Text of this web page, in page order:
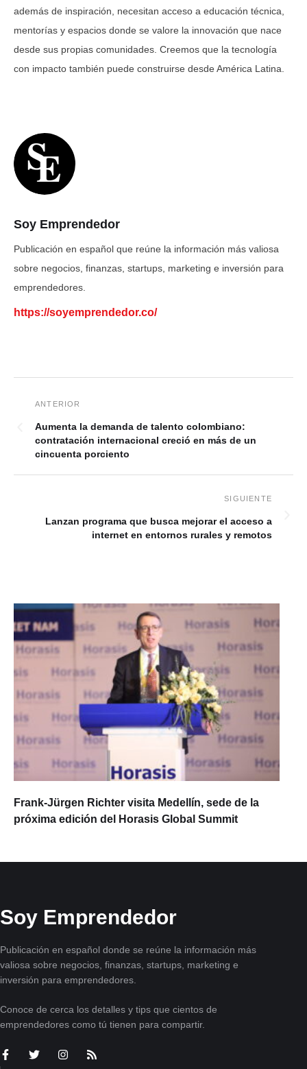
además de inspiración, necesitan acceso a educación técnica,
mentorías y espacios donde se valore la innovación que nace
desde sus propias comunidades. Creemos que la tecnología
con impacto también puede construirse desde América Latina.
Soy Emprendedor
Publicación en español que reúne la información más valiosa
sobre negocios, finanzas, startups, marketing e inversión para
emprendedores.
https://soyemprendedor.co/
Aumenta la demanda de talento colombiano:
contratación internacional creció en más de un
cincuenta porciento
Lanzan programa que busca mejorar el acceso a
internet en entornos rurales y remotos
Frank-Jürgen Richter visita Medellín, sede de la
próxima edición del Horasis Global Summit
Soy Emprendedor
Publicación en español donde se reúne la información más
valiosa sobre negocios, finanzas, startups, marketing e
inversión para emprendedores.
Conoce de cerca los detalles y tips que cientos de
emprendedores como tú tienen para compartir.